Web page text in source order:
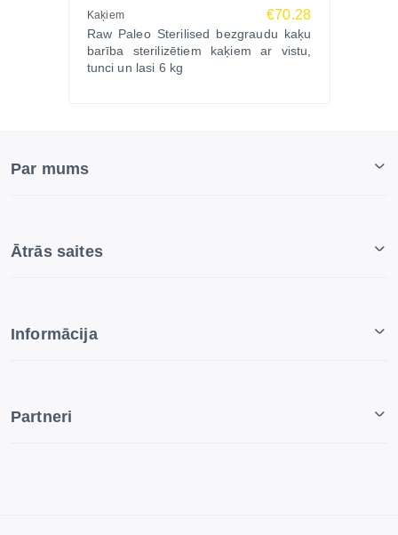
Kaķiem €70.28
Raw Paleo Sterilised bezgraudu kaķu
barība sterilizētiem kaķiem ar vistu,
tunci un lasi 6 kg
Par mums
Ātrās saites
Informācija
Partneri